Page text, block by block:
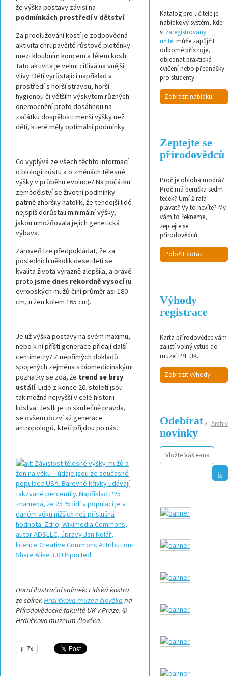
že výška postavy závisí na
podmínkách prostředí v dětství.
Za prodlužování kostí je zodpovědná
aktivita chrupavčité růstové ploténky
mezi kloubním koncem a tělem kosti.
Tato aktivita je velmi citlivá na vnější
vlivy. Děti vyrůstající například v
prostředí s horší stravou, horší
hygienou či větším výskytem různých
onemocnění proto dosáhnou na
začátku dospělosti menší výšky než
děti, které měly optimální podmínky.
Co vyplývá ze všech těchto informací
o biologii růstu a o změnách tělesné
výšky v průběhu evoluce? Na počátku
zemědělství se životní podmínky
patrně zhoršily natolik, že tehdejší lidé
nejspíš dorůstali minimální výšky,
jakou umožňovala jejich genetická
výbava.
Zároveň lze předpokládat, že za
posledních několik desetiletí se
kvalita života výrazně zlepšila, a právě
proto jsme dnes rekordně vysocí(u
evropských mužů činí průměr asi 180
cm, u žen kolem 165 cm).
Je už výška postavy na svém maximu,
nebo k ní příští generace přidají další
centimetry? Z nepřímých dokladů
spojených zejména s biomedicínskými
poznatky se zdá, že trend se brzy
ustálí. Lidé z konce 20. století jsou
tak možná nejvyšší v celé historii
lidstva. Jestli je to skutečně pravda,
se ovšem dozví až generace
antropologů, kteří přijdou po nás.
Horní ilustrační snímek: Lidská kostra
ze sbírekHrdličkova muzea člověkana
Přírodovědecké fakultě UK v Praze. ©
Hrdličkovo muzeum člověka.
7x
Katalog pro učitele je
nabídkový systém, kde
si zaregistrovaný
učitelmůže zapůjčit
odborné přístroje,
objednat praktická
cvičení nebo přednášky
pro studenty.
Zobrazit nabídku
Zeptejte se
přírodovědců
Proč je obloha modrá?
Proč má beruška sedm
teček? Umí žirafa
plavat? Vy to nevíte? My
vám to řekneme,
zeptejte se
přírodovědců.
Položit dotaz
Výhody
registrace
Karta přírodovědce vám
zajistí volný vstup do
muzeí PřF UK.
Zobrazit výhody
Archiv
Odebírat
novinky